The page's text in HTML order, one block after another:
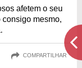
afetem o seu
mesmo,
COMPARTILHAR